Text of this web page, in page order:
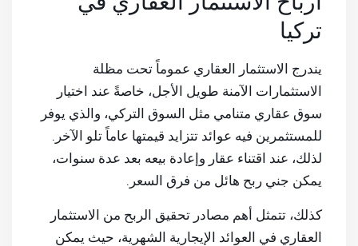
تركيا
يندرج الاستثمار العقاري عموماً تحت مظلة
الاستثمارات الآمنة طويل الأجل، خاصةً عند اختيار
سوق عقاري متنامي مثل السوق التركي، والذي يوفر
للمستثمرين فيه عوائد تتزايد قيمتها عاماً تلو الآخر.
لذلك، عند اقتناء عقار وإعادة بيعه بعد عدة سنوات،
يمكن جني ربح هائل من فرق السعر.
كذلك، تتمثل أهم مصادر تحقيق الربح من الاستثمار
العقاري في العوائد الإيجارية الشهرية، حيث يمكن